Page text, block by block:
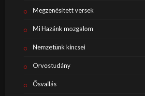
Megzenésített versek
Mi Hazánk mozgalom
Nemzetünk kincsei
Orvostudány
Ősvallás